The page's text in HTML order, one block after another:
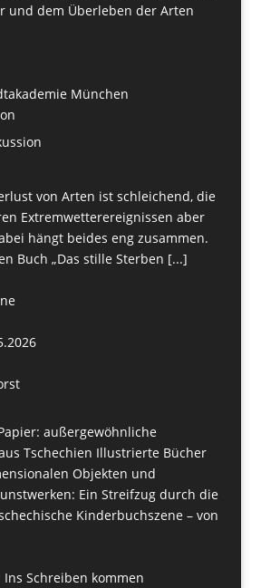
und dem Überleben der Arten
München
von Arten ist schleichend, die
Extremwetterereignissen aber
hängt beides eng zusammen.
Buch „Das stille Sterben [...]
außergewöhnliche
Tschechien Illustrierte Bücher
Objekten und
Ein Streifzug durch die
Kinderbuchszene – von
Schreiben kommen